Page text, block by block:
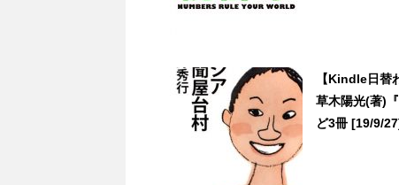
【Kindle日替
草木陽光(著)
ど3冊 [19/9/